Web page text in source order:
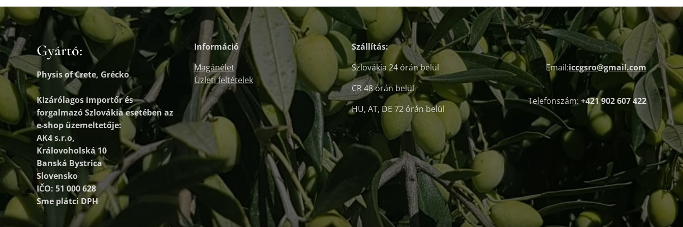
Gyártó:
Physis of Crete, Grécko
Kizárólagos importőr és
forgalmazóSzlovákia esetében az
e-shop üzemeltetője:
AK4 s.r.o,
Královoholská 10
Banská Bystrica
Slovensko
IČO: 51 000 628
Sme plátci DPH
Információ
Magánélet
Üzleti feltételek
Szállítás:
Szlovákia 24 órán belül
CR 48 órán belül
HU, AT, DE 72 órán belül
Email:iccgsro@gmail.com
Telefonszám: +421 902 607 422